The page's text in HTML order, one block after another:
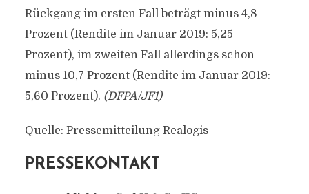
Rückgang im ersten Fall beträgt minus 4,8
Prozent (Rendite im Januar 2019: 5,25
Prozent), im zweiten Fall allerdings schon
minus 10,7 Prozent (Rendite im Januar 2019:
5,60 Prozent). (DFPA/JF1)
Quelle: Pressemitteilung Realogis
PRESSEKONTAKT